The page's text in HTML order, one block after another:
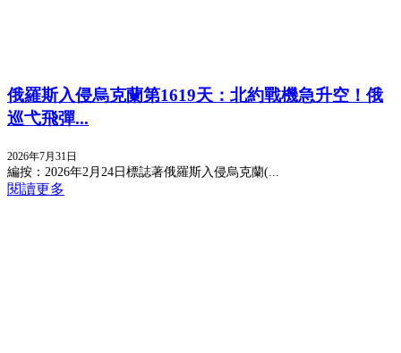
俄羅斯入侵烏克蘭第1619天：北約戰機急升空！俄
巡弋飛彈...
2026年7月31日
編按：2026年2月24日標誌著俄羅斯入侵烏克蘭(...
閱讀更多